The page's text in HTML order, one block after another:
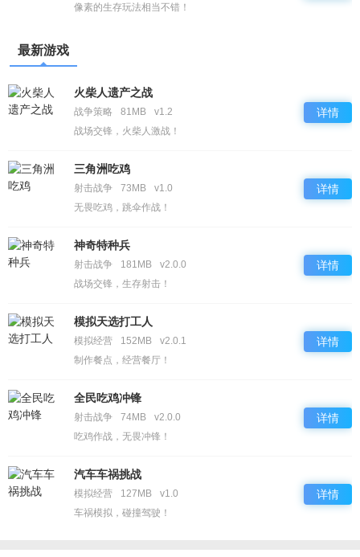
像素的生存玩法相当不错！
最新游戏
火柴人遗产之战
战争策略 81MB
v1.2
战场交锋，火柴人激战！
详情
三角洲吃鸡
射击战争 73MB
v1.0
无畏吃鸡，跳伞作战！
详情
神奇特种兵
射击战争 181MB
v2.0.0
战场交锋，生存射击！
详情
模拟天选打工人
模拟经营 152MB
v2.0.1
制作餐点，经营餐厅！
详情
全民吃鸡冲锋
射击战争 74MB
v2.0.0
吃鸡作战，无畏冲锋！
详情
汽车车祸挑战
模拟经营 127MB
v1.0
车祸模拟，碰撞驾驶！
详情